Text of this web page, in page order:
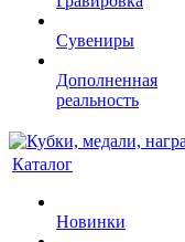
Сувениры
Дополненная
реальность
Каталог
Новинки